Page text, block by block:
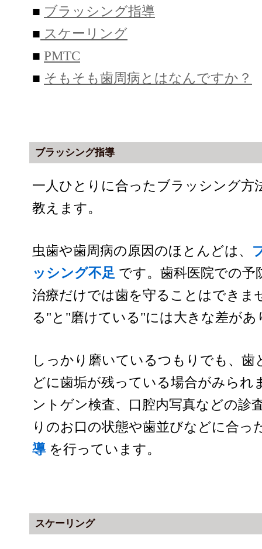
■ ブラッシング指導
■ スケーリング
■ PMTC
■ そもそも歯周病とはなんですか？
ブラッシング指導
一人ひとりに合ったブラッシング方
教えます。
虫歯や歯周病の原因のほとんどは、
ッシング不足 です。歯科医院での予
治療だけでは歯を守ることはできま
る"と"磨けている"には大きな差があ
しっかり磨いているつもりでも、歯
どに歯垢が残っている場合がみられ
ントゲン検査、口腔内写真などの診
りのお口の状態や歯並びなどに合っ
導 を行っています。
スケーリング